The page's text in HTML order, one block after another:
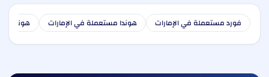
فورد مستعملة في الإمارات هوندا مستعملة في الإمارات هونداي